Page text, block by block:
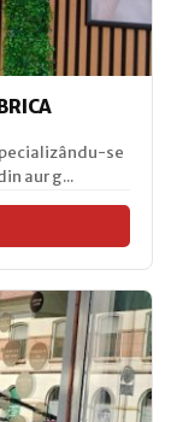
se
aur g...